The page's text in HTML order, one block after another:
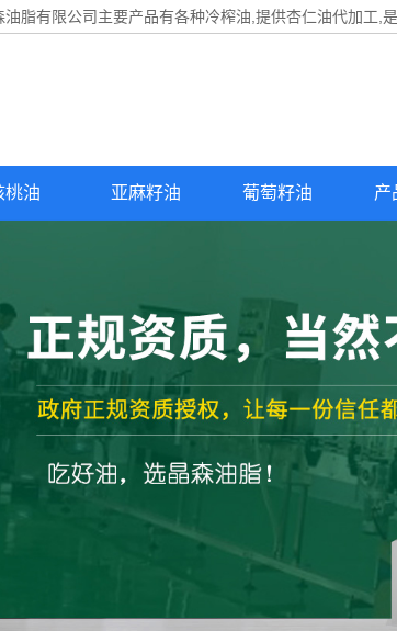
脂有限公司主要产品有各种冷榨油,提供杏仁油代加工 ,
桃油 亚麻籽油 葡萄籽油 产